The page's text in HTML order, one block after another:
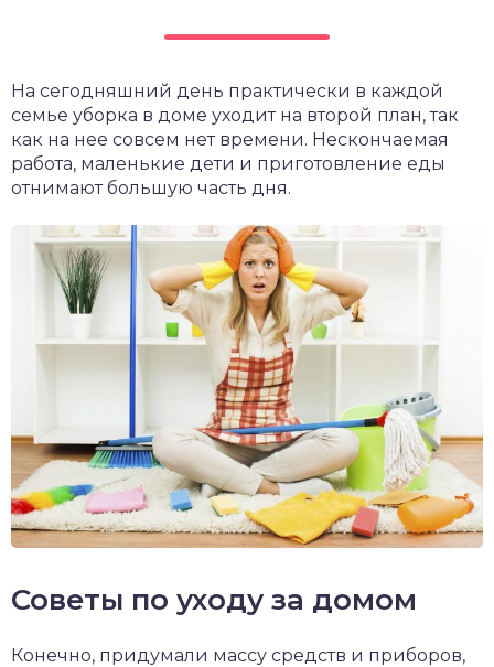
На сегодняшний день практически в каждой
семье уборка в доме уходит на второй план, так
как на нее совсем нет времени. Нескончаемая
работа, маленькие дети и приготовление еды
отнимают большую часть дня.
Советы по уходу за домом
Конечно, придумали массу средств и приборов,